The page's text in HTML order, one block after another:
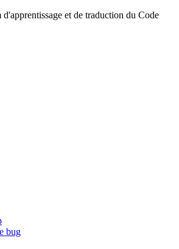
et de traduction du Code
bug